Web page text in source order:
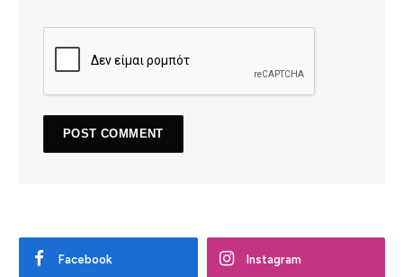
Facebook Instagram